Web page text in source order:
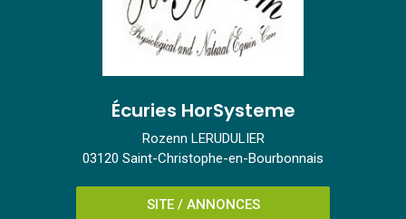
Écuries HorSysteme
Rozenn LERUDULIER
03120 Saint-Christophe-en-Bourbonnais
SITE / ANNONCES